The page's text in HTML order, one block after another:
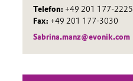
Telefon: +49 201 177-2225
Fax: +49 201 177-3030
Sabrina.manz@evonik.com